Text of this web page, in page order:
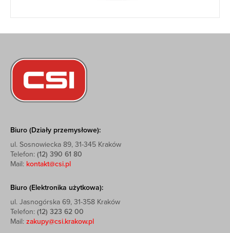
Biuro (Działy przemysłowe):
ul. Sosnowiecka 89, 31-345 Kraków
Telefon: (12) 390 61 80
Mail: kontakt@csi.pl
Biuro (Elektronika użytkowa):
ul. Jasnogórska 69, 31-358 Kraków
Telefon: (12) 323 62 00
Mail: zakupy@csi.krakow.pl